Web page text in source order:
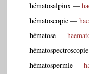
hématosalpinx —
hématoscopie —
hématose —
hématospectroscopie
hématospermie —